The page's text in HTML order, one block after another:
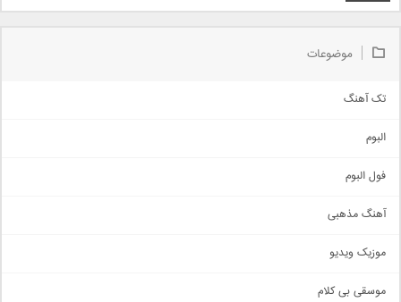
موضوعات
تک آهنگ
اجتماعی
حماسی
سنتی
اهنگ بندرعباسی
البوم
فول البوم
آهنگ مذهبی
موزیک ویدیو
موسقی بی کلام